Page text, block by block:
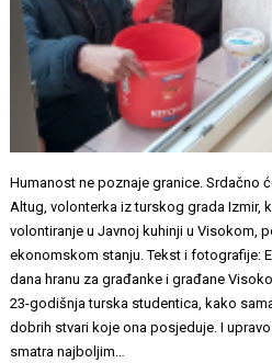
Humanost ne poznaje granice. Srdačno
Altug, volonterka iz turskog grada Izmir,
volontiranje u Javnoj kuhinji u Visokom,
ekonomskom stanju. Tekst i fotografije:
dana hranu za građanke i građane
23-godišnja turska studentica, kako
dobrih stvari koje ona posjeduje. I
smatra najboljim…